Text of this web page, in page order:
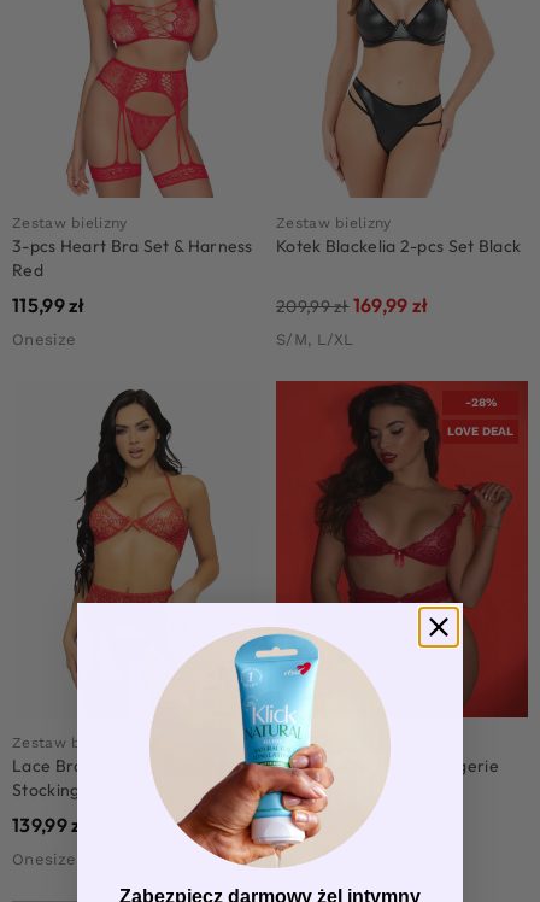
Zestaw bielizny
3-pcs Heart Bra Set & Harness
Red
115,99zł
Onesize
Zestaw bielizny
Kotek Blackelia 2-pcs Set Black
209,99zł169,99 zł
S/M, L/XL
Zestaw bielizny
Lace Bra, String & Garter Belt
Stockings Red
139,99zł
Onesize
-28%
LOVE DEAL
Zestaw bielizny
Lace Dreams 3-pcs Lingerie
Set Red
179,99
129,99
S/M, L/XL
Zabezpiecz darmowy żel intymny